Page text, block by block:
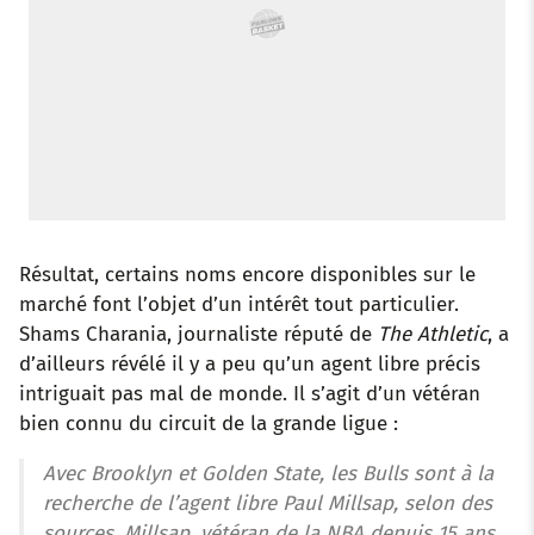
Résultat, certains noms encore disponibles sur le
marché font l’objet d’un intérêt tout particulier.
Shams Charania, journaliste réputé de The Athletic, a
d’ailleurs révélé il y a peu qu’un agent libre précis
intriguait pas mal de monde. Il s’agit d’un vétéran
bien connu du circuit de la grande ligue :
Avec Brooklyn et Golden State, les Bulls sont à la
recherche de l’agent libre Paul Millsap, selon des